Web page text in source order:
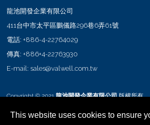
龍池開發企業有限公司
411 台中市太平區鵬儀路296巷6弄61號
電話:+886-4-22764029
傳真:+886+4-22763930
E-mail: sales@valwell.com.tw
Copyright © 2021龍池開發企業有限公司版權所有
This website uses cookies to ensure